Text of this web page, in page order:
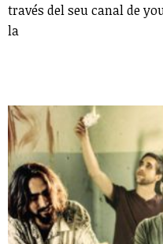
través del seu canal de
la